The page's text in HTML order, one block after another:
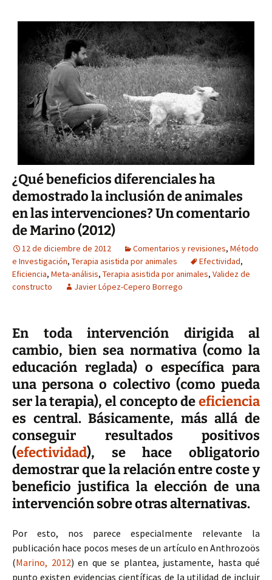
¿Qué beneficios diferenciales ha
demostrado la inclusión de animales
en las intervenciones? Un comentario
de Marino (2012)
12 de diciembre de 2012 Comentarios y revisiones, Método
e Investigación, Terapia asistida por animales Efectividad,
Eficiencia, Meta-análisis, Terapia asistida por animales, Validez de
constructo
Javier López-Cepero Borrego
En toda intervención dirigida al
cambio, bien sea normativa (como la
educación reglada) o específica para
una persona o colectivo (como pueda
ser la terapia), el concepto deeficiencia
es central. Básicamente, más allá de
conseguir resultados positivos
(efectividad), se hace obligatorio
demostrar que la relación entre coste y
beneficio justifica la elección de una
intervención sobre otras alternativas.
Por esto, nos parece especialmente relevante la
publicación hace pocos meses de un artículo en Anthrozoös
(Marino, 2012) en que se plantea, justamente, hasta qué
punto existen evidencias científicas de la utilidad de incluir